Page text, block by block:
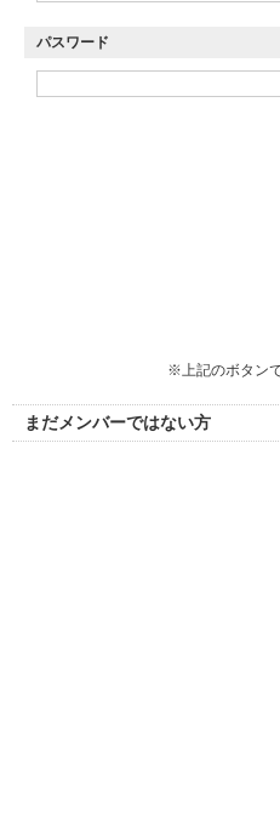
パスワード
※上記のボタン
まだメンバーではない方